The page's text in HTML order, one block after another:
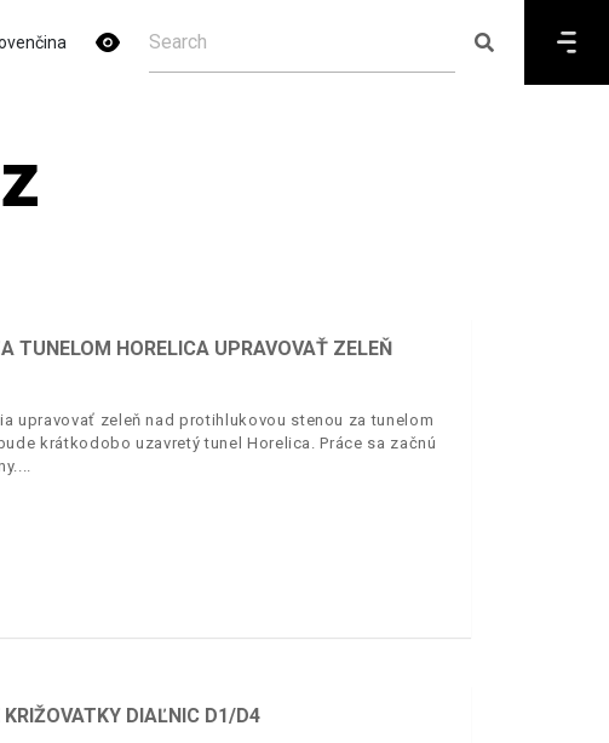
TUNELOM HORELICA UPRAVOVAŤ ZELEŇ
zeleň nad protihlukovou stenou za tunelom
krátkodobo uzavretý tunel Horelica. Práce sa začnú
DIAĽNIC D1/D4